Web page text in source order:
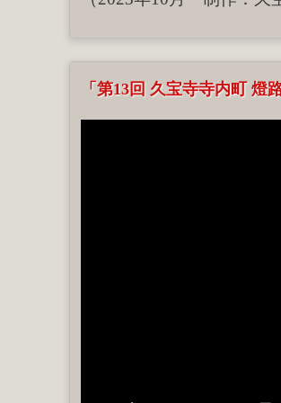
「第13回 久宝寺寺内町 燈